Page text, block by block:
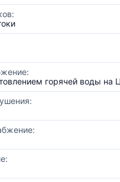
горячей воды на